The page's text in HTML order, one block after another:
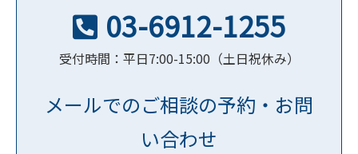
03-6912-1255
受付時間：平日7:00-15:00（土日祝休み）
メールでのご相談の予約・お問
い合わせ